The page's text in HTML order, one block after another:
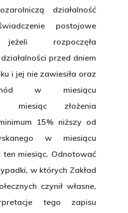
działalność
postojowe
jeżeli rozpoczęła
przed dniem
i jej nie zawiesiła oraz
w miesiącu
miesiąc złożenia
15% niższy od
w miesiącu
miesiąc. Odnotować
w których Zakład
czynił własne,
tego zapisu